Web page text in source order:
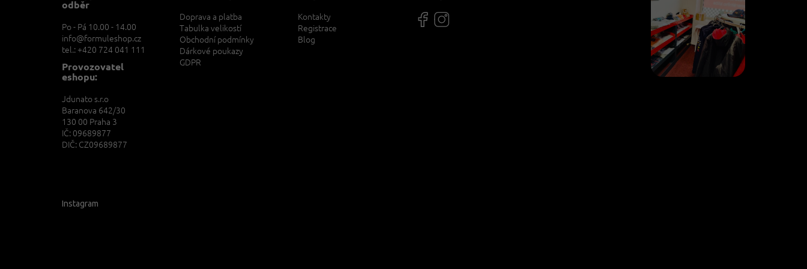
odběr
Po - Pá 10.00 - 14.00
info@formuleshop.cz
tel.: +420 724 041 111
Provozovatel
eshopu:
Jdunato s.r.o
Baranova 642/30
130 00 Praha 3
IČ: 09689877
DIČ: CZ09689877
Doprava a platba
Tabulka velikostí
Obchodní podmínky
Dárkové poukazy
GDPR
Kontakty
Registrace
Blog
Instagram